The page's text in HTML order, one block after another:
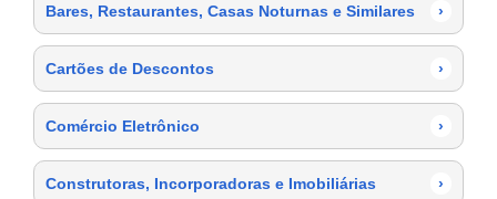
Bares, Restaurantes, Casas Noturnas e Similares ›
Cartões de Descontos ›
Comércio Eletrônico ›
Construtoras, Incorporadoras e Imobiliárias ›